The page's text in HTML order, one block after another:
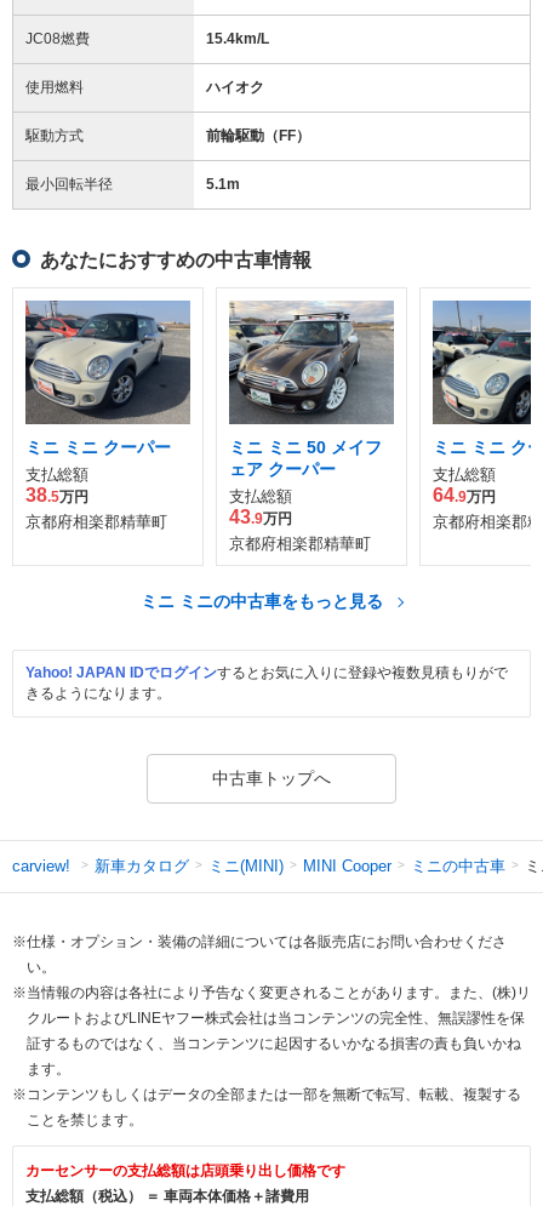
JC08燃費 15.4km/L
使用燃料 ハイオク
駆動方式 前輪駆動（FF）
最小回転半径 5.1m
あなたにおすすめの中古車情報
ミニ ミニ クーパー
支払総額
38.5万円
京都府相楽郡精華町
ミニ ミニ 50 メイフ
ェア クーパー
支払総額
43.9万円
京都府相楽郡精華町
ミニ ミニ ク
支払総額
64.9万円
京都府相楽郡
ミニ ミニの中古車をもっと見る
Yahoo! JAPAN IDでログインするとお気に入りに登録や複数見積もりがで
きるようになります。
中古車トップへ
carview! 新車カタログ ミニ(MINI) MINI Cooper ミニの中古車
※仕様・オプション・装備の詳細については各販売店にお問い合わせくださ
い。
※当情報の内容は各社により予告なく変更されることがあります。また、(株)リ
クルートおよびLINEヤフー株式会社は当コンテンツの完全性、無誤謬性を保
証するものではなく、当コンテンツに起因するいかなる損害の責も負いかね
ます。
※コンテンツもしくはデータの全部または一部を無断で転写、転載、複製する
ことを禁じます。
カーセンサーの支払総額は店頭乗り出し価格です
支払総額（税込） ＝ 車両本体価格＋諸費用